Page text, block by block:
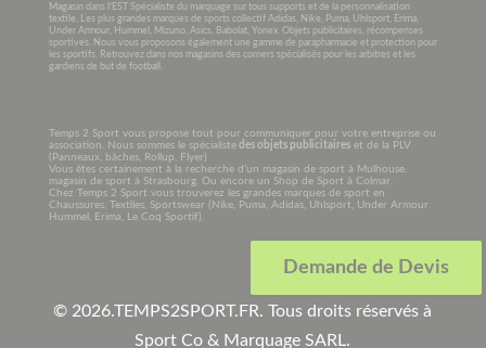
Magasin dans l’EST Spécialiste du marquage sur tous supports et de la personnalisation
textile. Les plus grandes marques de sports collectif Adidas, Nike, Puma, Uhlsport, Erima,
Under Armour, Hummel, Mizuno, Asics, Babolat, Yonex. Objets publicitaires, récompenses
sportives. Nous vous proposons également une gamme de parapharmacie et protection pour
les sportifs. Retrouvez dans nos magasins des corners spécialisés pour les arbitres et les
gardiens de but de football.
Temps 2 Sport vous propose tout pour communiquer pour votre entreprise ou
association. Nous sommes le spécialistedes objets publicitaireset de la PLV
(Panneaux, bâches, Rollup, Flyer)
Vous êtes certainement à la recherche d’un magasin de sport à Mulhouse.
magasin de sport à Strasbourg. Ou encore un Shop de Sport à Colmar.
Chez Temps 2 Sport vous trouverez les grandes marques de sport en
Chaussures, Textiles, Sportswear (Nike, Puma, Adidas, Uhlsport, Under Armour
Hummel, Erima, Le Coq Sportif).
Demande de Devis
© 2026.TEMPS2SPORT.FR. Tous droits réservés à
Sport Co & Marquage SARL.